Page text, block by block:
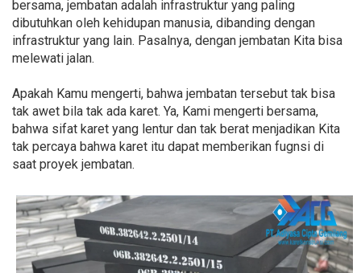
bersama, jembatan adalah infrastruktur yang paling
dibutuhkan oleh kehidupan manusia, dibanding dengan
infrastruktur yang lain. Pasalnya, dengan jembatan Kita bisa
melewati jalan.
Apakah Kamu mengerti, bahwa jembatan tersebut tak bisa
tak awet bila tak ada karet. Ya, Kami mengerti bersama,
bahwa sifat karet yang lentur dan tak berat menjadikan Kita
tak percaya bahwa karet itu dapat memberikan fugnsi di
saat proyek jembatan.